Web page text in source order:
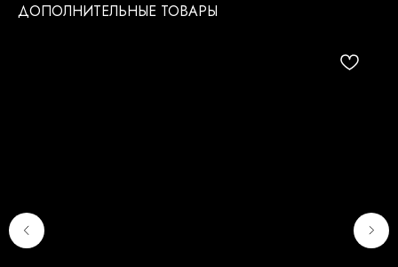
ДОПОЛНИТЕЛЬНЫЕ ТОВАРЫ